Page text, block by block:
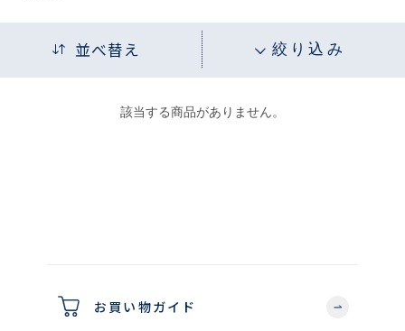
並べ替え 絞り込み
該当する商品がありません。
お買い物ガイド